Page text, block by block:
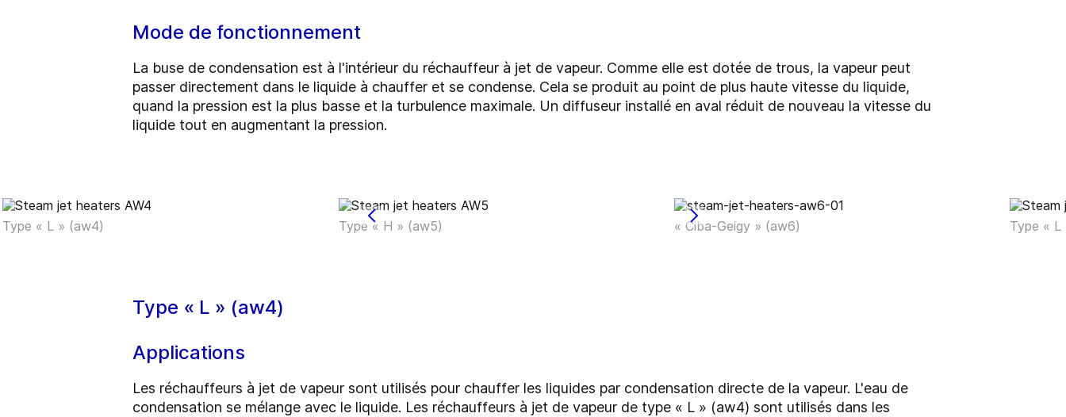
Mode de fonctionnement
La buse de condensation est à l'intérieur du réchauffeur à jet de vapeur. Comme elle est dotée de trous, la vapeur peut
passer directement dans le liquide à chauffer et se condense. Cela se produit au point de plus haute vitesse du liquide,
quand la pression est la plus basse et la turbulence maximale. Un diffuseur installé en aval réduit de nouveau la vitesse du
liquide tout en augmentant la pression.
Type « L » (aw4) Type « H » (aw5) « Ciba-Geigy » (aw6) Type «
Type « L » (aw4)
Applications
Les réchauffeurs à jet de vapeur sont utilisés pour chauffer les liquides par condensation directe de la vapeur. L'eau de
condensation se mélange avec le liquide. Les réchauffeurs à jet de vapeur de type « L » (aw4) sont utilisés dans les